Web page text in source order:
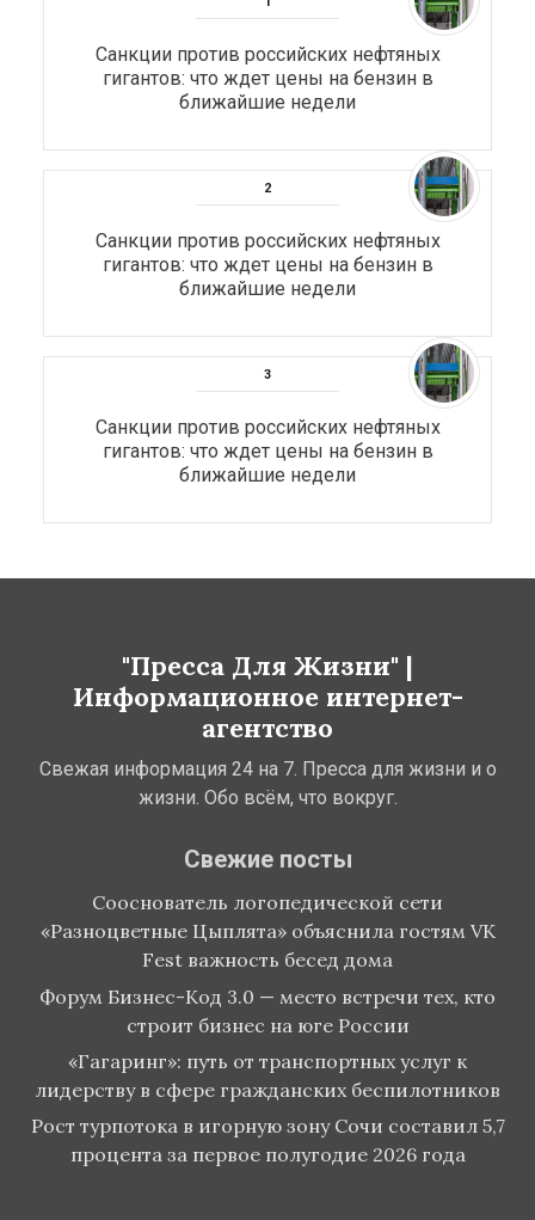
Санкции против российских нефтяных
гигантов: что ждет цены на бензин в
ближайшие недели
Санкции против российских нефтяных
гигантов: что ждет цены на бензин в
ближайшие недели
Санкции против российских нефтяных
гигантов: что ждет цены на бензин в
ближайшие недели
"Пресса Для Жизни" |
Информационное интернет-
агентство
Свежая информация 24 на 7. Пресса для жизни и о
жизни. Обо всём, что вокруг.
Свежие посты
Сооснователь логопедической сети
«Разноцветные Цыплята» объяснила гостям VK
Fest важность бесед дома
Форум Бизнес-Код 3.0 — место встречи тех, кто
строит бизнес на юге России
«Гагаринг»: путь от транспортных услуг к
лидерству в сфере гражданских беспилотников
Рост турпотока в игорную зону Сочи составил 5,7
процента за первое полугодие 2026 года